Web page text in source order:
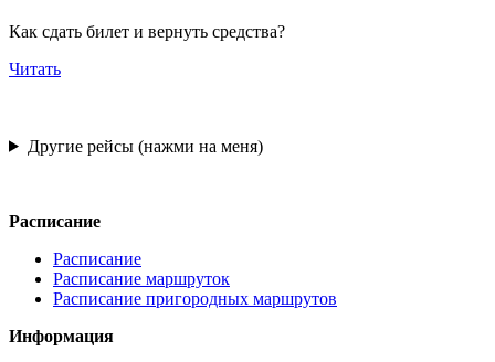
Как сдать билет и вернуть средства?
Читать
Другие рейсы (нажми на меня)
Расписание
Расписание
Расписание маршруток
Расписание пригородных маршрутов
Информация